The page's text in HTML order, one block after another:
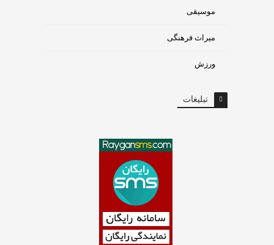
موسیقی
میراث فرهنگی
ورزش
تبلیغات